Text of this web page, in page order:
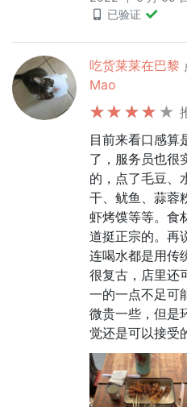
已验证
吃货莱莱在巴黎
Mao
目前来看口感算
了，服务员也很
的，点了毛豆、
干、鱿鱼、蒜蓉
虾烤馍等等。食
道挺正宗的。再
连喝水都是用传
很复古，店里还
一的一点不足可
微贵一些，但是
觉还是可以接受